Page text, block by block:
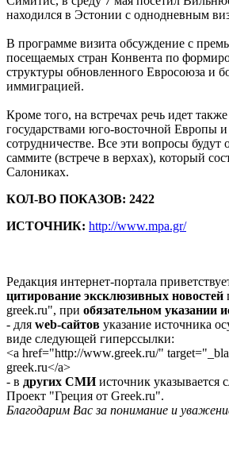
находился в Эстонии с однодневным
В программе визита обсуждение с
посещаемых стран Конвента по
структуры обновленного Евросоюза и
иммиграцией.
Кроме того, на встречах речь идет
государствами юго-восточной Европы и
сотрудничестве. Все эти вопросы будут
саммите (встрече в верхах), который
Салониках.
КОЛ-ВО ПОКАЗОВ: 2422
ИСТОЧНИК: http://www.mpa.gr/
Редакция интернет-портала
цитирование эксклюзивных новостей
greek.ru", при обязательном указании
- для web-сайтов указание источника
виде следующей гиперссылки:
<a href="http://www.greek.ru/"
greek.ru</a>
- в других СМИисточник указывается
Проект "Греция от Greek.ru".
Благодарим Вас за понимание и